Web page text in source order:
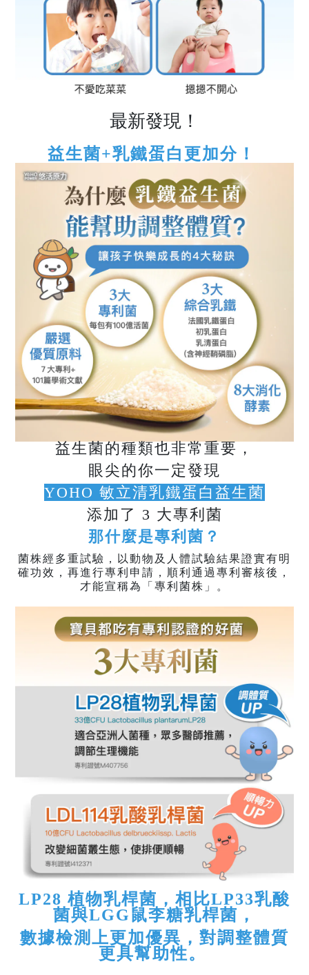
最新發現！
益生菌+乳鐵蛋白更加分！
益生菌的種類也非常重要，
眼尖的你一定發現
YOHO 敏立清乳鐵蛋白益生菌
添加了 3 大專利菌
那什麼是專利菌？
菌株經多重試驗，以動物及人體試驗結果證實有明
確功效，再進行專利申請，順利通過專利審核後，
才能宣稱為「專利菌株」。
LP28 植物乳桿菌，相比LP33乳酸
菌與LGG鼠李糖乳桿菌，
數據檢測上更加優異，對調整體質
更具幫助性。